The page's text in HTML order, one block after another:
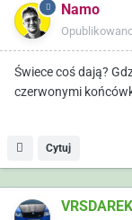
Namo
Świece coś dają?
czerwonymi
Cytuj
VRSDAREK